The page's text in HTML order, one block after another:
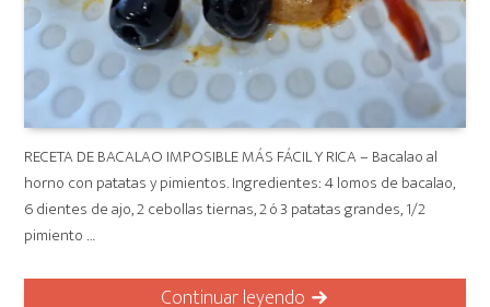
RECETA DE BACALAO IMPOSIBLE MÁS FÁCIL Y RICA – Bacalao al
horno con patatas y pimientos. Ingredientes: 4 lomos de bacalao,
6 dientes de ajo, 2 cebollas tiernas, 2 ó 3 patatas grandes, 1/2
pimiento …
Continuar leyendo